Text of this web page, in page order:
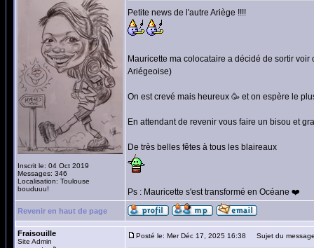
Inscrit le: 04 Oct 2019
Messages: 346
Localisation: Toulouse
bouduuu!
Petite news de l'autre Ariège !!!!
Mauricette ma colocataire a décidé de sortir
Ariégeoise)
On est crevé mais heureux 🥳 et on espère le
En attendant de revenir vous faire un bisou et
De très belles fêtes à tous les blaireaux
Ps : Mauricette s'est transformé en Océane ❤️
Revenir en haut de page
Fraisouille
Site Admin
Posté le: Mer Déc 17, 2025 16:38 Sujet du